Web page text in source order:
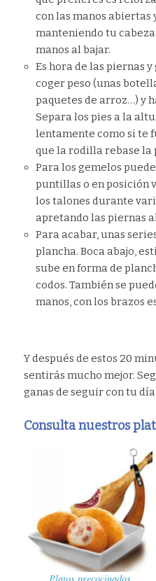
con las manos abiertas
manteniendo tu
manos al bajar.
Es hora de las piernas
coger peso (unas
paquetes de arroz…) y
Separa los pies a la
lentamente como si te
que la rodilla rebase la
Para los gemelos
puntillas o en posición
los talones durante
apretando las piernas
Para acabar, unas
plancha. Boca abajo,
sube en forma de
codos. También se
manos, con los brazos
Y después de estos 20
sentirás mucho mejor.
ganas de seguir con tu día
Consulta nuestros